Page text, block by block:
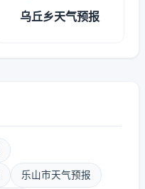
乌丘乡天气预报
乐山市天气预报